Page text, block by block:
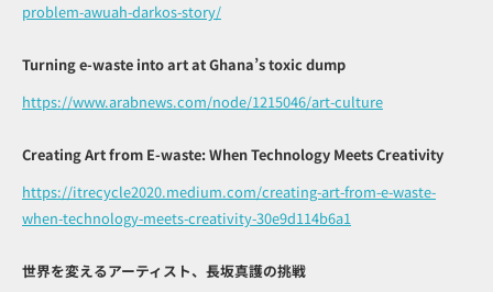
problem-awuah-darkos-story/
Turning e-waste into art at Ghana’s toxic dump
https://www.arabnews.com/node/1215046/art-culture
Creating Art from E-waste: When Technology Meets Creativity
https://itrecycle2020.medium.com/creating-art-from-e-waste-
when-technology-meets-creativity-30e9d114b6a1
世界を変えるアーティスト、長坂真護の挑戦